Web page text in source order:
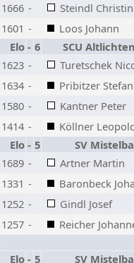
1666 -
Steindl
1601 -
Loos Johann
Elo - 6
SCU
1623 -
Turetschek
1634 -
Pribitzer Stefan
1580 -
Kantner Peter
1414 -
Köllner
Elo - 5
SV
1689 -
Artner Martin
1331 -
Baronbeck
1252 -
Gindl Josef
1257 -
Reicher
Elo - 5
SV